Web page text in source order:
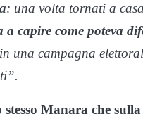
: una volta tornati a
capire come poteva
una campagna
Manara che